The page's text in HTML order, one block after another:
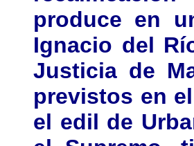
produce en
Ignacio del
Justicia de
previstos en
el edil de